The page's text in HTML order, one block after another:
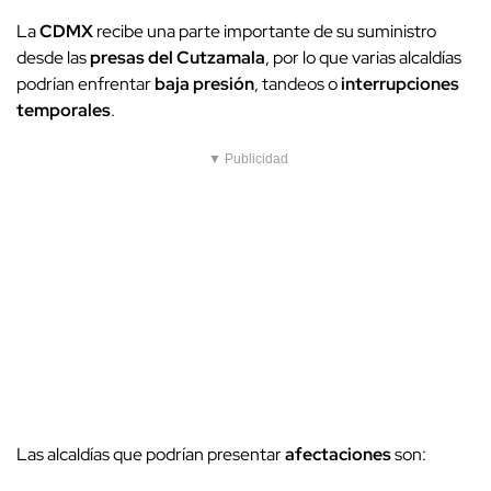
LaCDMXrecibe una parte importante de su suministro
desde laspresas del Cutzamala, por lo que varias alcaldías
podrían enfrentarbaja presión, tandeos ointerrupciones
temporales.
▼ Publicidad
Las alcaldías que podrían presentarafectacionesson: